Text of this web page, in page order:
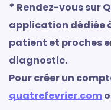
* Rendez-vous sur
application dédiée
patient et proches
diagnostic.
Pour créer un
quatrefevrier.com